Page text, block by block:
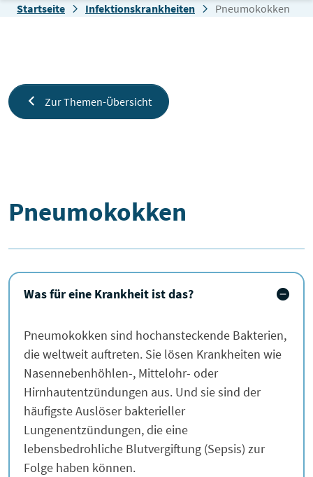
Zum Inhalt springen
Startseite Infektionskrankheiten Pneumokokken
Zur Themen-Übersicht
Pneumokokken
Pneumokokken
Was für eine Krankheit ist das?
Pneumokokken sind hochansteckende Bakterien,
die weltweit auftreten. Sie lösen Krankheiten wie
Nasennebenhöhlen-, Mittelohr- oder
Hirnhautentzündungen aus. Und sie sind der
häufigste Auslöser bakterieller
Lungenentzündungen, die eine
lebensbedrohliche Blutvergiftung (Sepsis) zur
Folge haben können.